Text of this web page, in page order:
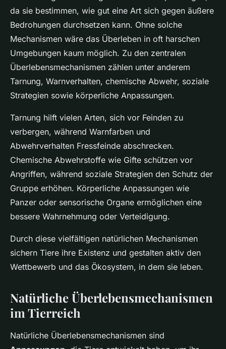
da sie bestimmen, wie gut eine Art sich gegen äußere
Bedrohungen durchsetzen kann. Ohne solche
Mechanismen wäre das Überleben in oft harschen
Umgebungen kaum möglich. Zu den zentralen
Überlebensmechanismen zählen unter anderem
Tarnung, Warnverhalten, chemische Abwehr, soziale
Strategien sowie körperliche Anpassungen.
Tarnung hilft vielen Arten, sich vor Feinden zu
verbergen, während Warnfarben und
Abwehrverhalten Fressfeinde abschrecken.
Chemische Abwehrstoffe wie Gifte schützen vor
Angriffen, während soziale Strategien den Schutz der
Gruppe erhöhen. Körperliche Anpassungen wie
Panzer oder sensorische Organe ermöglichen eine
bessere Wahrnehmung oder Verteidigung.
Durch diese vielfältigen natürlichen Mechanismen
sichern Tiere ihre Existenz und gestalten aktiv den
Wettbewerb und das Ökosystem, in dem sie leben.
Natürliche Überlebensmechanismen
im Tierreich
Natürliche Überlebensmechanismen sind